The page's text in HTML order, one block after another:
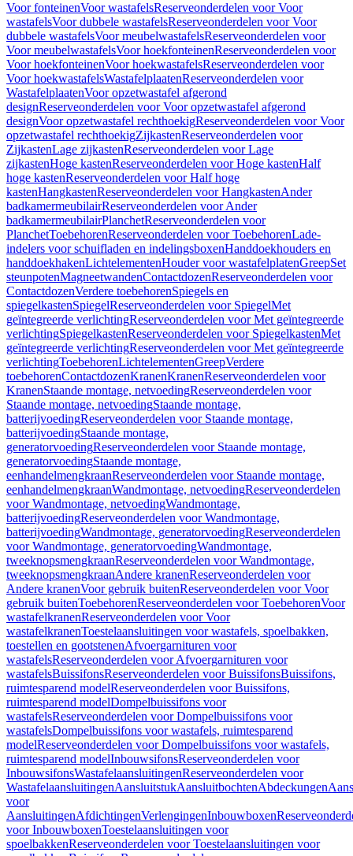
Voor fonteinenVoor wastafelsReserveonderdelen voor Voor
wastafelsVoor dubbele wastafelsReserveonderdelen voor Voor
dubbele wastafelsVoor meubelwastafelsReserveonderdelen voor
Voor meubelwastafelsVoor hoekfonteinenReserveonderdelen voor
Voor hoekfonteinenVoor hoekwastafelsReserveonderdelen voor
Voor hoekwastafelsWastafelplaatenReserveonderdelen voor
WastafelplaatenVoor opzetwastafel afgerond
designReserveonderdelen voor Voor opzetwastafel afgerond
designVoor opzetwastafel rechthoekigReserveonderdelen voor Voor
opzetwastafel rechthoekigZijkastenReserveonderdelen voor
ZijkastenLage zijkastenReserveonderdelen voor Lage
zijkastenHoge kastenReserveonderdelen voor Hoge kastenHalf
hoge kastenReserveonderdelen voor Half hoge
kastenHangkastenReserveonderdelen voor HangkastenAnder
badkamermeubilairReserveonderdelen voor Ander
badkamermeubilairPlanchetReserveonderdelen voor
PlanchetToebehorenReserveonderdelen voor ToebehorenLade-
indelers voor schuifladen en indelingsboxenHanddoekhouders en
handdoekhakenLichtelementenHouder voor wastafelplatenGreepSet
steunpotenMagneetwandenContactdozenReserveonderdelen voor
ContactdozenVerdere toebehorenSpiegels en
spiegelkastenSpiegelReserveonderdelen voor SpiegelMet
geïntegreerde verlichtingReserveonderdelen voor Met geïntegreerde
verlichtingSpiegelkastenReserveonderdelen voor SpiegelkastenMet
geïntegreerde verlichtingReserveonderdelen voor Met geïntegreerde
verlichtingToebehorenLichtelementenGreepVerdere
toebehorenContactdozenKranenKranenReserveonderdelen voor
KranenStaande montage, netvoedingReserveonderdelen voor
Staande montage, netvoedingStaande montage,
batterijvoedingReserveonderdelen voor Staande montage,
batterijvoedingStaande montage,
generatorvoedingReserveonderdelen voor Staande montage,
generatorvoedingStaande montage,
eenhandelmengkraanReserveonderdelen voor Staande montage,
eenhandelmengkraanWandmontage, netvoedingReserveonderdelen
voor Wandmontage, netvoedingWandmontage,
batterijvoedingReserveonderdelen voor Wandmontage,
batterijvoedingWandmontage, generatorvoedingReserveonderdelen
voor Wandmontage, generatorvoedingWandmontage,
tweeknopsmengkraanReserveonderdelen voor Wandmontage,
tweeknopsmengkraanAndere kranenReserveonderdelen voor
Andere kranenVoor gebruik buitenReserveonderdelen voor Voor
gebruik buitenToebehorenReserveonderdelen voor ToebehorenVoor
wastafelkranenReserveonderdelen voor Voor
wastafelkranenToestelaansluitingen voor wastafels, spoelbakken,
toestellen en gootstenenAfvoergarnituren voor
wastafelsReserveonderdelen voor Afvoergarnituren voor
wastafelsBuissifonsReserveonderdelen voor BuissifonsBuissifons,
ruimtesparend modelReserveonderdelen voor Buissifons,
ruimtesparend modelDompelbuissifons voor
wastafelsReserveonderdelen voor Dompelbuissifons voor
wastafelsDompelbuissifons voor wastafels, ruimtesparend
modelReserveonderdelen voor Dompelbuissifons voor wastafels,
ruimtesparend modelInbouwsifonsReserveonderdelen voor
InbouwsifonsWastafelaansluitingenReserveonderdelen voor
WastafelaansluitingenAansluitstukAansluitbochtenAbdeckungen
voor
AansluitingenAfdichtingenVerlengingenInbouwboxen
voor InbouwboxenToestelaansluitingen voor
spoelbakkenReserveonderdelen voor Toestelaansluitingen voor